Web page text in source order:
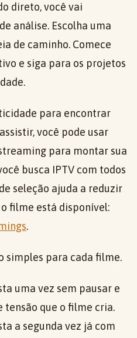
direto, você vai
análise. Escolha uma
de caminho. Comece
e siga para os projetos
para encontrar
você pode usar
para montar sua
busca IPTV com todos
seleção ajuda a reduzir
filme está disponível:
.
simples para cada filme.
uma vez sem pausar e
tensão que o filme cria.
a segunda vez já com